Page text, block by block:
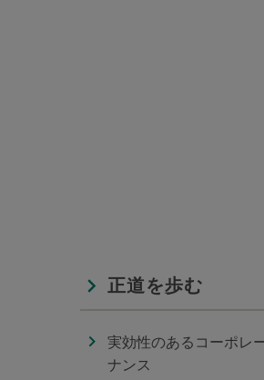
正道を歩む
実効性のあるコーポレ
ナンス